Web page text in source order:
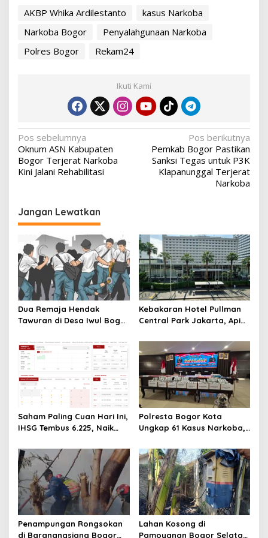
AKBP Whika Ardilestanto
kasus Narkoba
Narkoba Bogor
Penyalahgunaan Narkoba
Polres Bogor
Rekam24
Ikuti Kami
Navigasi
pos
Pos sebelumnya
Oknum ASN Kabupaten
Bogor Terjerat Narkoba
Kini Jalani Rehabilitasi
Pos berikutnya
Pemkab Bogor Pastikan
Sanksi Tegas untuk P3K
Klapanunggal Terjerat
Narkoba
Jangan Lewatkan
Dua Remaja Hendak
Tawuran di Desa Iwul Bogor
Kebakaran Hotel Pullman
Central Park Jakarta, Api
Saham Paling Cuan Hari Ini,
IHSG Tembus 6.225, Naik
Melonjak 3%, Saham DEWA
Pimpin Transaksi Rp300
Miliar
Polresta Bogor Kota
Ungkap 61 Kasus Narkoba,
dalam Tiga Bulan
Penampungan Rongsokan
di Baranangsiang Bogor
Lahan Kosong di
Pamoyanan Bogor Selatan